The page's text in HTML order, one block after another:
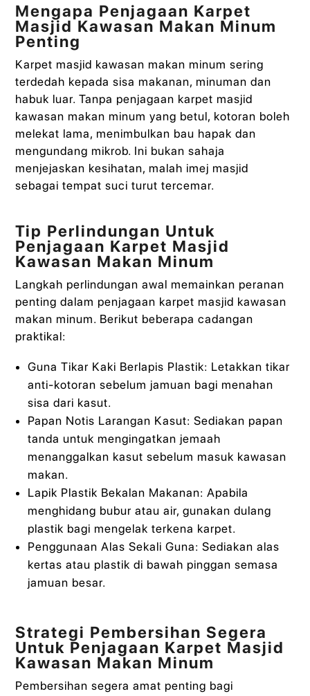
Mengapa Penjagaan Karpet
Masjid Kawasan Makan Minum
Penting
Karpet masjid kawasan makan minum sering
terdedah kepada sisa makanan, minuman dan
habuk luar. Tanpa penjagaan karpet masjid
kawasan makan minum yang betul, kotoran boleh
melekat lama, menimbulkan bau hapak dan
mengundang mikrob. Ini bukan sahaja
menjejaskan kesihatan, malah imej masjid
sebagai tempat suci turut tercemar.
Tip Perlindungan Untuk
Penjagaan Karpet Masjid
Kawasan Makan Minum
Langkah perlindungan awal memainkan peranan
penting dalam penjagaan karpet masjid kawasan
makan minum. Berikut beberapa cadangan
praktikal:
Guna Tikar Kaki Berlapis Plastik: Letakkan tikar
anti-kotoran sebelum jamuan bagi menahan
sisa dari kasut.
Papan Notis Larangan Kasut: Sediakan papan
tanda untuk mengingatkan jemaah
menanggalkan kasut sebelum masuk kawasan
makan.
Lapik Plastik Bekalan Makanan: Apabila
menghidang bubur atau air, gunakan dulang
plastik bagi mengelak terkena karpet.
Penggunaan Alas Sekali Guna: Sediakan alas
kertas atau plastik di bawah pinggan semasa
jamuan besar.
Strategi Pembersihan Segera
Untuk Penjagaan Karpet Masjid
Kawasan Makan Minum
Pembersihan segera amat penting bagi